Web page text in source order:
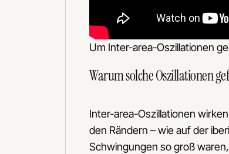
Um Inter-area-Oszillationen
Warum solche Oszillationen
Inter-area-Oszillationen
den Rändern – wie auf der
Schwingungen so groß